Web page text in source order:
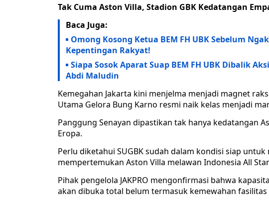
Tak Cuma Aston Villa, Stadion GBK Kedatangan
Baca Juga:
Omong Kosong Ketua BEM FH UBK Sebelum
Kepentingan Rakyat!
Siapa Sosok Aparat Suap BEM FH UBK Dibalik
Abdi Maludin
Kemegahan Jakarta kini menjelma menjadi magnet
Utama Gelora Bung Karno resmi naik kelas menjadi
Panggung Senayan dipastikan tak hanya kedatangan
Eropa.
Perlu diketahui SUGBK sudah dalam kondisi siap
mempertemukan Aston Villa melawan Indonesia All
Pihak pengelola JAKPRO mengonfirmasi bahwa
akan dibuka total belum termasuk kemewahan